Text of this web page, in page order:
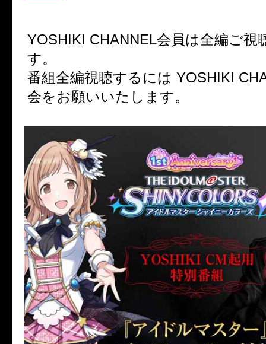
YOSHIKI CHANNEL会員は全編ご視
す。
番組全編視聴するには YOSHIKI
会をお願いいたします。